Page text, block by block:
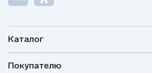
Каталог
Покупателю